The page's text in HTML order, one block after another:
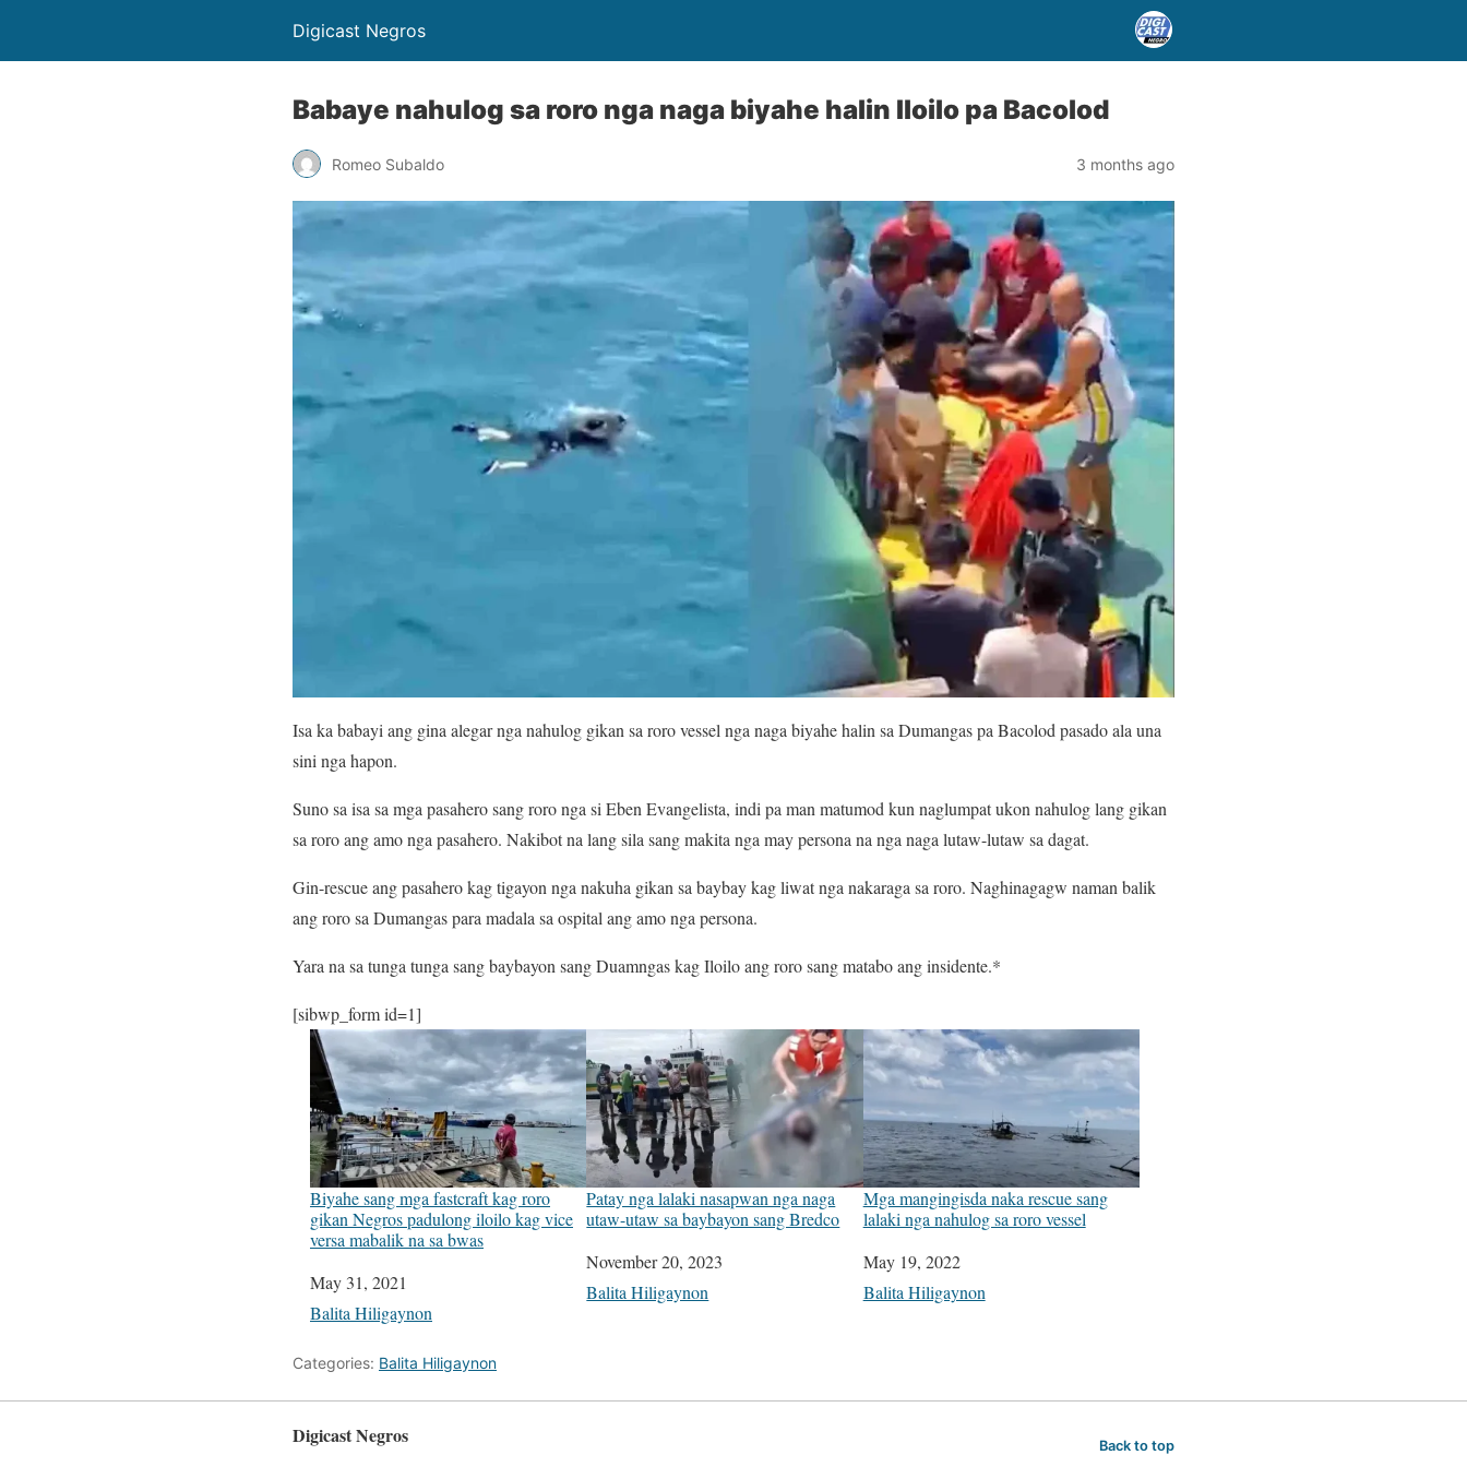
Digicast Negros
Babaye nahulog sa roro nga naga biyahe halin Iloilo pa Bacolod
Romeo Subaldo 3 months ago
Isa ka babayi ang gina alegar nga nahulog gikan sa roro vessel nga naga biyahe halin sa Dumangas pa Bacolod pasado ala una
sini nga hapon.
Suno sa isa sa mga pasahero sang roro nga si Eben Evangelista, indi pa man matumod kun naglumpat ukon nahulog lang gikan
sa roro ang amo nga pasahero. Nakibot na lang sila sang makita nga may persona na nga naga lutaw-lutaw sa dagat.
Gin-rescue ang pasahero kag tigayon nga nakuha gikan sa baybay kag liwat nga nakaraga sa roro. Naghinagagw naman balik
ang roro sa Dumangas para madala sa ospital ang amo nga persona.
Yara na sa tunga tunga sang baybayon sang Duamngas kag Iloilo ang roro sang matabo ang insidente.*
[sibwp_form id=1]
Biyahe sang mga fastcraft kag roro
gikan Negros padulong iloilo kag vice
versa mabalik na sa bwas
Date
May 31, 2021
In relation to
Balita Hiligaynon
Patay nga lalaki nasapwan nga naga
utaw-utaw sa baybayon sang Bredco
Date
November 20, 2023
In relation to
Balita Hiligaynon
Mga mangingisda naka rescue sang
lalaki nga nahulog sa roro vessel
Date
May 19, 2022
In relation to
Balita Hiligaynon
Categories: Balita Hiligaynon
Digicast Negros Back to top